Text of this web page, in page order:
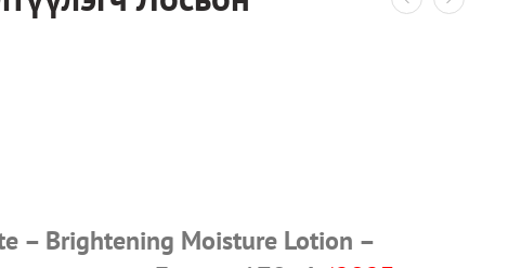
– Brightening Moisture Lotion –